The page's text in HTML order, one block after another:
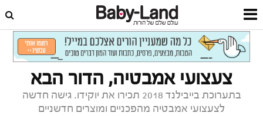
חדש על המדף
צעצועי אמבטיה, הדור הבא
בתערוכת בייבילנד 2018 תכירו את יוקידו. גישה חדשה
לצעצועי אמבטיה מהפכניים ומוצרים חדשניים